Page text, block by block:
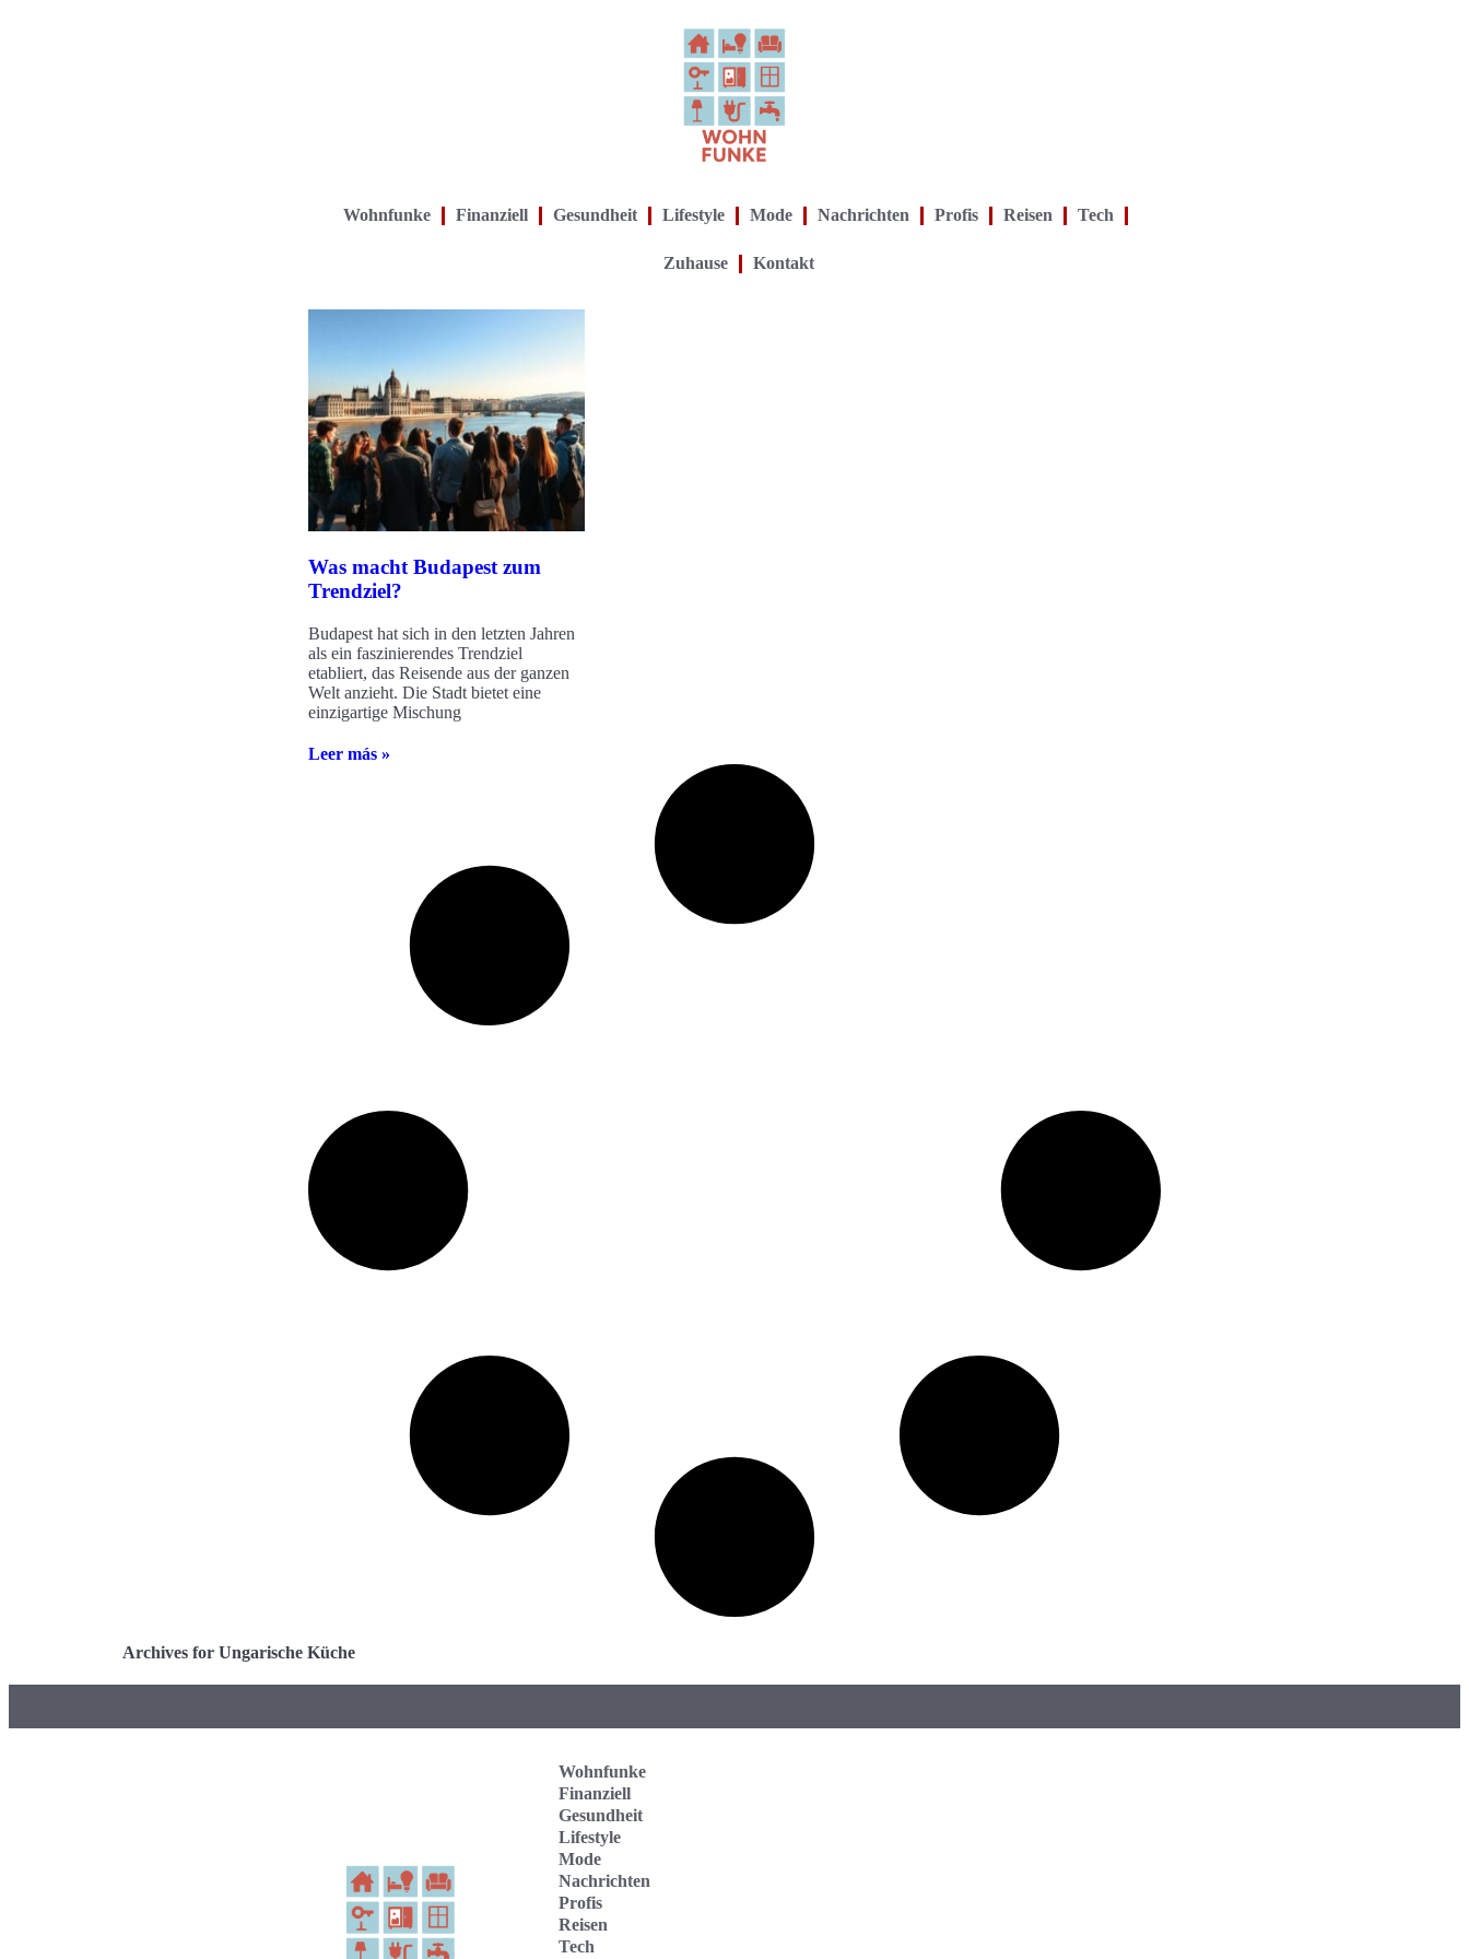
Wohnfunke Finanziell Gesundheit Lifestyle Mode Nachrichten Profis Reisen Tech
Zuhause Kontakt
Was macht Budapest zum
Trendziel?
Budapest hat sich in den letzten Jahren
als ein faszinierendes Trendziel
etabliert, das Reisende aus der ganzen
Welt anzieht. Die Stadt bietet eine
einzigartige Mischung
Leer más »
Archives for Ungarische Küche
Wohnfunke
Finanziell
Gesundheit
Lifestyle
Mode
Nachrichten
Profis
Reisen
Tech